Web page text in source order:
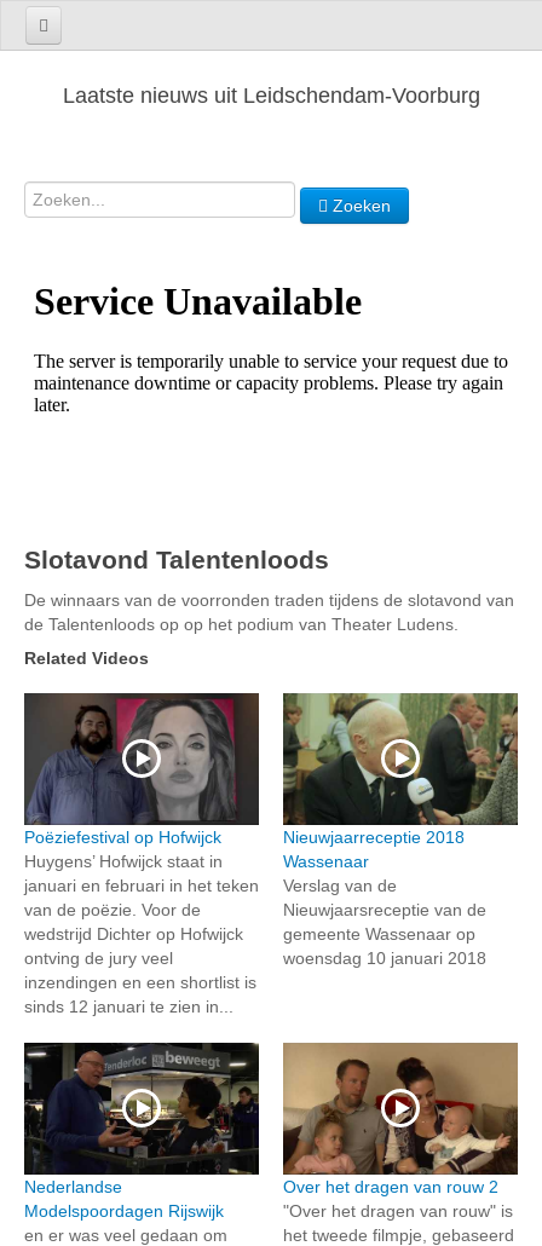
Laatste nieuws uit Leidschendam-Voorburg
Zoeken
Slotavond Talentenloods
De winnaars van de voorronden traden tijdens de slotavond van
de Talentenloods op op het podium van Theater Ludens.
Related Videos
Poëziefestival op Hofwijck
Huygens’ Hofwijck staat in
januari en februari in het teken
van de poëzie. Voor de
wedstrijd Dichter op Hofwijck
ontving de jury veel
inzendingen en een shortlist is
sinds 12 januari te zien in...
Nieuwjaarreceptie 2018
Wassenaar
Verslag van de
Nieuwjaarsreceptie van de
gemeente Wassenaar op
woensdag 10 januari 2018
Nederlandse
Modelspoordagen Rijswijk
en er was veel gedaan om
Over het dragen van rouw 2
"Over het dragen van rouw" is
het tweede filmpje, gebaseerd